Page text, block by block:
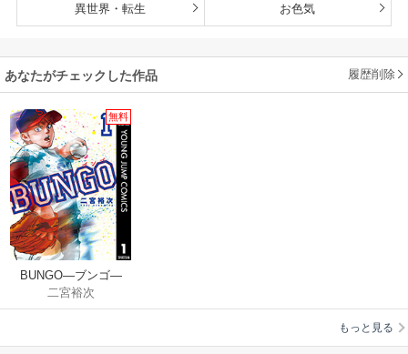
異世界・転生 お色気
あなたがチェックした作品 履歴削除
無料
BUNGO―ブンゴ―
二宮裕次
もっと見る